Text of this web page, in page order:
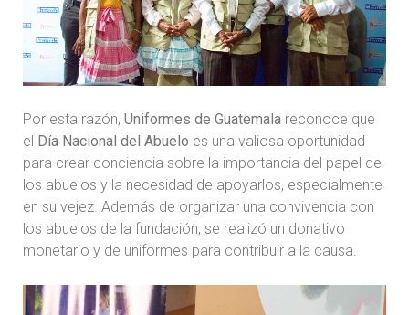
Por esta razón, Uniformes de Guatemala reconoce que
el Día Nacional del Abuelo es una valiosa oportunidad
para crear conciencia sobre la importancia del papel de
los abuelos y la necesidad de apoyarlos, especialmente
en su vejez. Además de organizar una convivencia con
los abuelos de la fundación, se realizó un donativo
monetario y de uniformes para contribuir a la causa.